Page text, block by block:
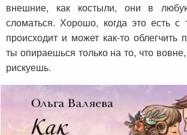
внешние, как костыли, они в
сломаться. Хорошо, когда это есть с
происходит и может как-то облегчить
ты опираешься только на то, что
рискуешь.